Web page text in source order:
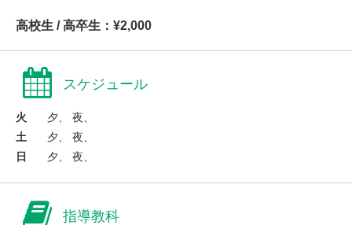
高校生 / 高卒生：¥2,000
スケジュール
火
夕、 夜、
土
夕、 夜、
日
夕、 夜、
指導教科